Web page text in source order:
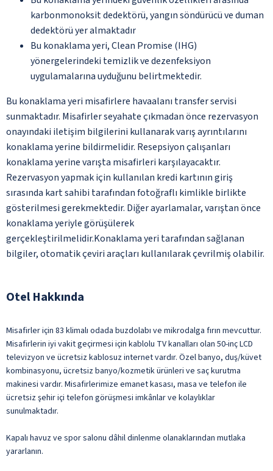
karbonmonoksit dedektörü, yangın söndürücü ve duman
dedektörü yer almaktadır
Bu konaklama yeri, Clean Promise (IHG)
yönergelerindeki temizlik ve dezenfeksiyon
uygulamalarına uyduğunu belirtmektedir.
Bu konaklama yeri misafirlere havaalanı transfer servisi
sunmaktadır. Misafirler seyahate çıkmadan önce rezervasyon
onayındaki iletişim bilgilerini kullanarak varış ayrıntılarını
konaklama yerine bildirmelidir. Resepsiyon çalışanları
konaklama yerine varışta misafirleri karşılayacaktır.
Rezervasyon yapmak için kullanılan kredi kartının giriş
sırasında kart sahibi tarafından fotoğraflı kimlikle birlikte
gösterilmesi gerekmektedir. Diğer ayarlamalar, varıştan önce
konaklama yeriyle görüşülerek
gerçekleştirilmelidir.Konaklama yeri tarafından sağlanan
bilgiler, otomatik çeviri araçları kullanılarak çevrilmiş olabilir.
Otel Hakkında
Misafirler için 83 klimalı odada buzdolabı ve mikrodalga fırın mevcuttur.
Misafirlerin iyi vakit geçirmesi için kablolu TV kanalları olan 50-inç LCD
televizyon ve ücretsiz kablosuz internet vardır. Özel banyo, duş/küvet
kombinasyonu, ücretsiz banyo/kozmetik ürünleri ve saç kurutma
makinesi vardır. Misafirlerimize emanet kasası, masa ve telefon ile
ücretsiz şehir içi telefon görüşmesi imkânlar ve kolaylıklar
sunulmaktadır.
Kapalı havuz ve spor salonu dâhil dinlenme olanaklarından mutlaka
yararlanın.